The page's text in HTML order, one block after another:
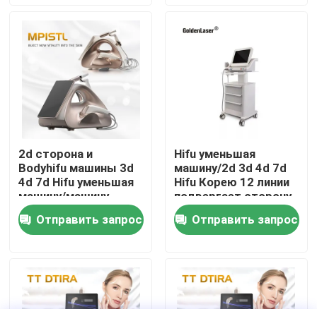
VR - шоу
О нас
Путешествие фабрики
Проверка качества
Свяжитесь мы
Спросите цитату
2d сторона и
Bodyhifu машины 3d
4d 7d Hifu уменьшая
машину/машину
подниматься
стороны Hifu
Отправить запрос
Hifu уменьшая
машину/2d 3d 4d 7d
Hifu Корею 12 линии
подвергает сторону
и тело механической
обработке
Отправить запрос